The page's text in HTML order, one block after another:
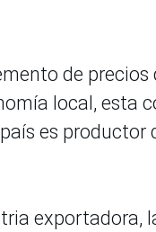
de
local, esta
es
exportadora,